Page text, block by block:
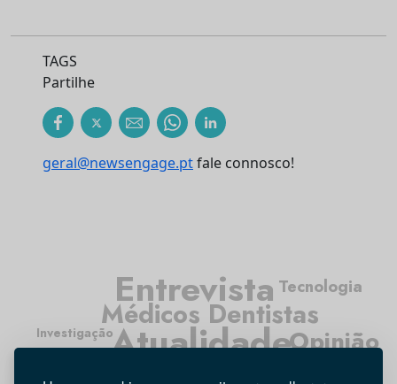
TAGS
Partilhe
geral@newsengage.ptfale connosco!
Atualidade
Médicos Dentistas
Entrevista
Opinião
Tecnologia
Investigação